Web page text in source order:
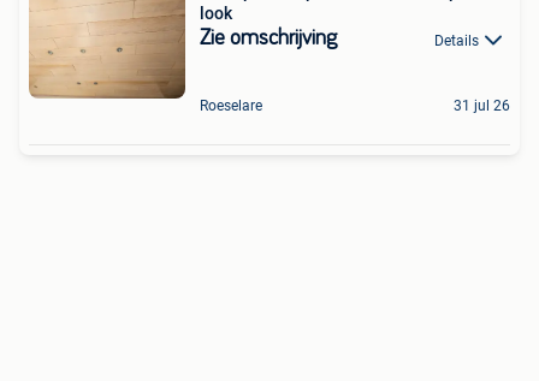
look
Zie omschrijving Details
Roeselare 31 jul 26